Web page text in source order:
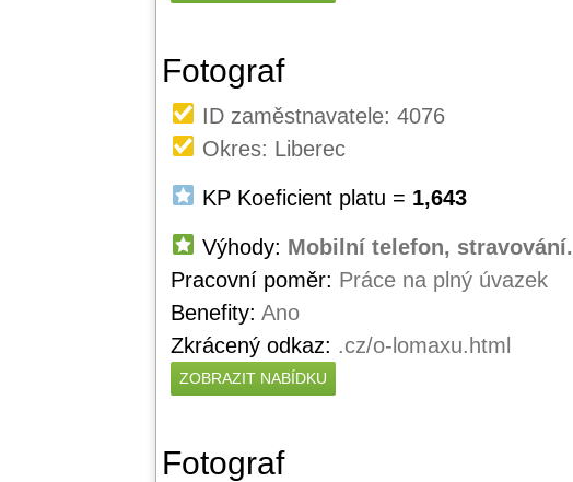
Fotograf
ID zaměstnavatele: 4076
Okres: Liberec
KP Koeficient platu = 1,643
Výhody: Mobilní telefon, stravování.
Pracovní poměr: Práce na plný úvazek
Benefity: Ano
Zkrácený odkaz: .cz/o-lomaxu.html
ZOBRAZIT NABÍDKU
Fotograf